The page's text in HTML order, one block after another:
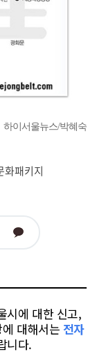
하이서울뉴스/박혜숙
화패키지
카
시에 대한 신고,
대해서는 전자
니다.